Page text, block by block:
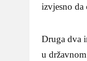
izvjesno da
Druga dva
u